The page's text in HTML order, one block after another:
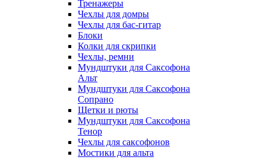
Тренажеры
Чехлы для домры
Чехлы для бас-гитар
Блоки
Колки для скрипки
Чехлы, ремни
Мундштуки для Саксофона
Альт
Мундштуки для Саксофона
Сопрано
Щетки и рюты
Мундштуки для Саксофона
Тенор
Чехлы для саксофонов
Мостики для альта